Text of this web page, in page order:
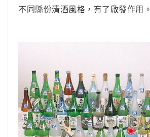
不同縣份清酒風格，有了啟發作用。